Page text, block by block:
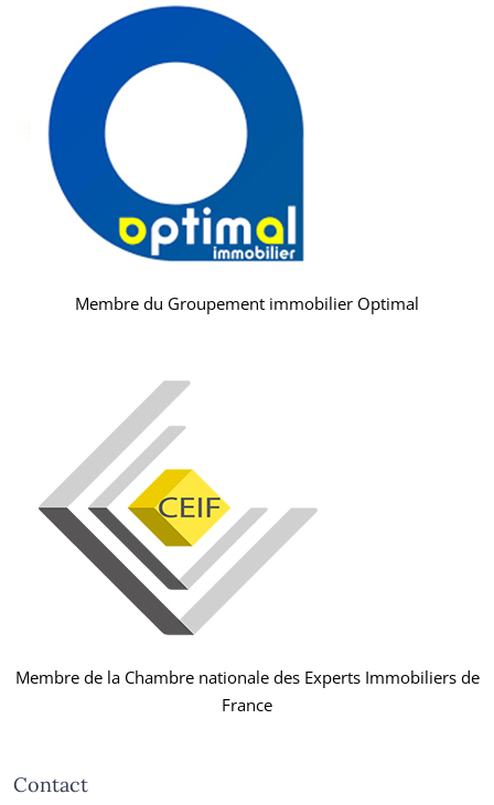
Membre du Groupement immobilier Optimal
Membre de la Chambre nationale des Experts Immobiliers de
France
Contact